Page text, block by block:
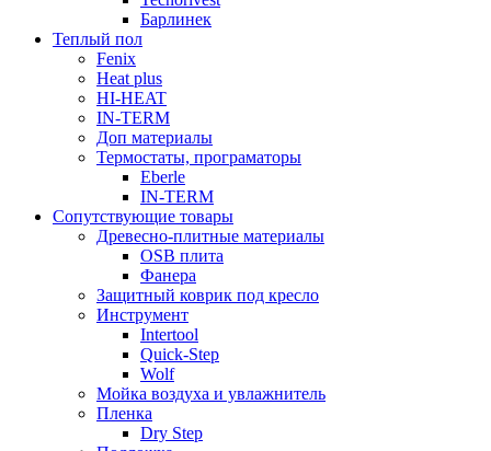
Барлинек
Теплый пол
Fenix
Heat plus
HI-HEAT
IN-TERM
Доп материалы
Термостаты, програматоры
Eberle
IN-TERM
Сопутствующие товары
Древесно-плитные материалы
OSB плита
Фанера
Защитный коврик под кресло
Инструмент
Intertool
Quick-Step
Wolf
Мойка воздуха и увлажнитель
Пленка
Dry Step